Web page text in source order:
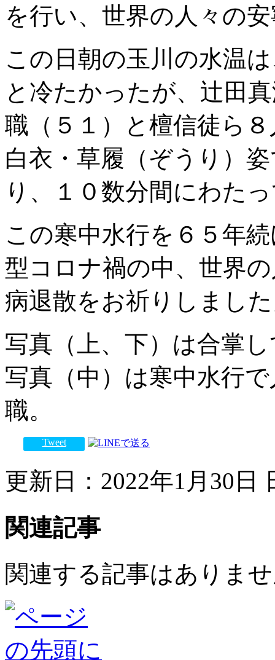
を行い、世界の人々の
この日朝の玉川の水温
と冷たかったが、辻田
職（５１）と檀信徒ら
白衣・草履（ぞうり）
り、１０数分間にわた
この寒中水行を６５年
型コロナ禍の中、世界
病退散をお祈りしまし
写真（上、下）は合掌
写真（中）は寒中水行
職。
Tweet
更新日：2022年1月30日
関連記事
関連する記事はありま